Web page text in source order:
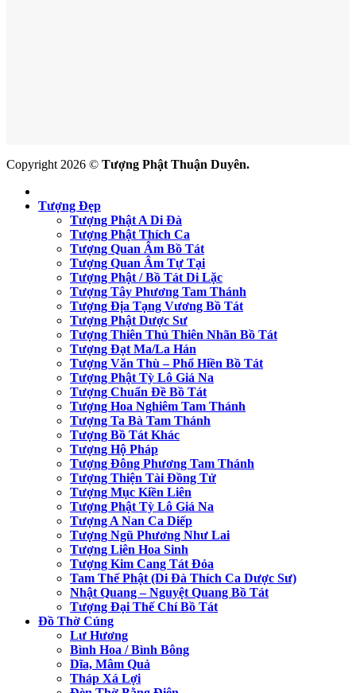
Copyright 2026 © Tượng Phật Thuận Duyên.
Tượng Đẹp
Tượng Phật A Di Đà
Tượng Phật Thích Ca
Tượng Quan Âm Bồ Tát
Tượng Quan Âm Tự Tại
Tượng Phật / Bồ Tát Di Lặc
Tượng Tây Phương Tam Thánh
Tượng Địa Tạng Vương Bồ Tát
Tượng Phật Dược Sư
Tượng Thiên Thủ Thiên Nhãn Bồ Tát
Tượng Đạt Ma/La Hán
Tượng Văn Thù – Phổ Hiền Bồ Tát
Tượng Phật Tỳ Lô Giá Na
Tượng Chuẩn Đề Bồ Tát
Tượng Hoa Nghiêm Tam Thánh
Tượng Ta Bà Tam Thánh
Tượng Bồ Tát Khác
Tượng Hộ Pháp
Tượng Đông Phương Tam Thánh
Tượng Thiện Tài Đồng Tử
Tượng Mục Kiền Liên
Tượng Phật Tỳ Lô Giá Na
Tượng A Nan Ca Diếp
Tượng Ngũ Phương Như Lai
Tượng Liên Hoa Sinh
Tượng Kim Cang Tát Đỏa
Tam Thế Phật (Di Đà Thích Ca Dược Sư)
Nhật Quang – Nguyệt Quang Bồ Tát
Tượng Đại Thế Chí Bồ Tát
Đồ Thờ Cúng
Lư Hương
Bình Hoa / Bình Bông
Dĩa, Mâm Quả
Tháp Xá Lợi